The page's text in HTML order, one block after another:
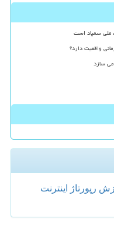
ملی سمپاد است
واقعیت دارد؟
سازد
رپورتاژ
اینترنت